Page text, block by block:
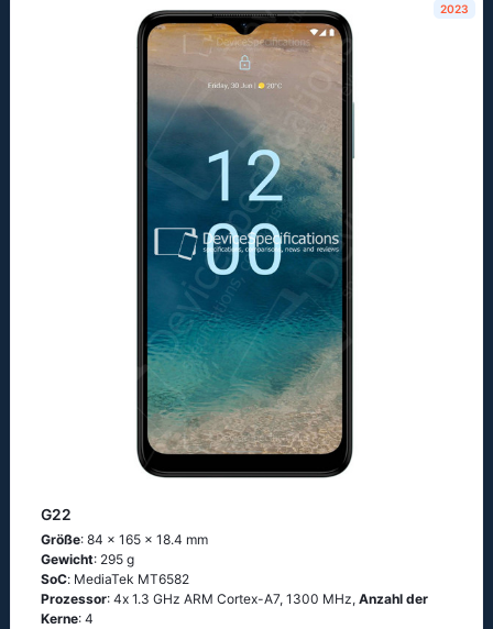
2023
G22
Größe: 84 x 165 x 18.4 mm
Gewicht: 295 g
SoC: МеdiаТеk МТ6582
Prozessor: 4х 1.3 GНz АRМ Соrtех-А7, 1300 MHz, Anzahl der
Kerne: 4